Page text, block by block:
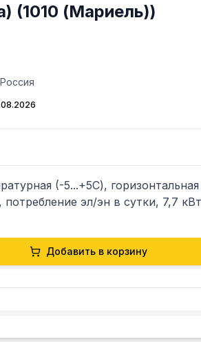
(1010 (Мариель))
Россия
(-5...+5С),
эл/эн в сутки, 7,7 кВт
Добавить в корзину